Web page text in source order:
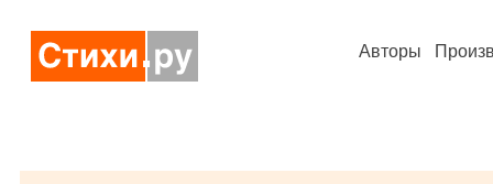
Авторы